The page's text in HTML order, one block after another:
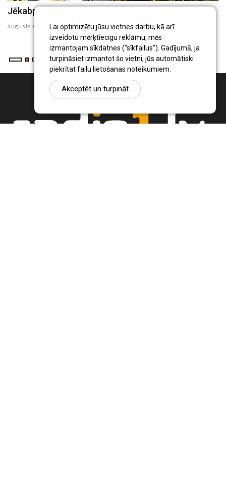
Lai optimizētu jūsu vietnes darbu, kā arī
izveidotu mērķtiecīgu reklāmu, mēs
izmantojam sīkdatnes ("sīkfailus"). Gadījumā, ja
turpināsiet izmantot šo vietni, jūs automātiski
piekrītat failu lietošanas noteikumiem.
Akceptēt un turpināt
Jēkabpils Radio1 ziņas 2026.gada 6.augustā
augusts 06 , 2026
Jēkabpils Radio1 ziņas 2026.gada 5.augustā
augusts 05 , 2026